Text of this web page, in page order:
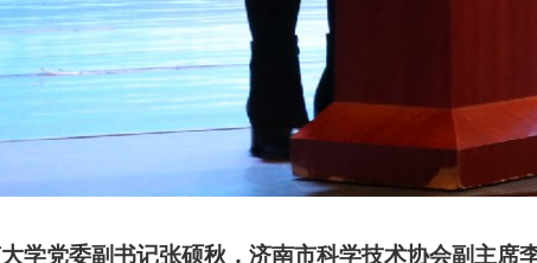
学党委副书记张硕秋，济南市科学技术协会副主席